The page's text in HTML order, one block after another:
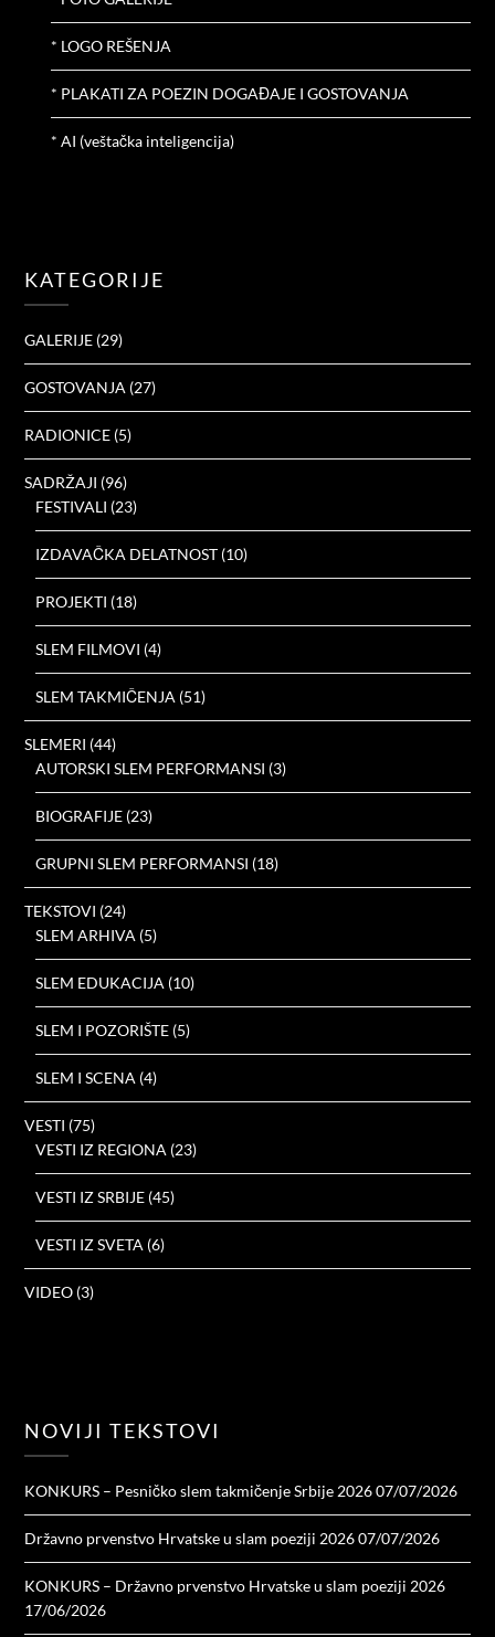
* LOGO REŠENJA
* PLAKATI ZA POEZIN DOGAĐAJE I GOSTOVANJA
* AI (veštačka inteligencija)
KATEGORIJE
GALERIJE (29)
GOSTOVANJA (27)
RADIONICE (5)
SADRŽAJI (96)
FESTIVALI (23)
IZDAVAČKA DELATNOST (10)
PROJEKTI (18)
SLEM FILMOVI (4)
SLEM TAKMIČENJA (51)
SLEMERI (44)
AUTORSKI SLEM PERFORMANSI (3)
BIOGRAFIJE (23)
GRUPNI SLEM PERFORMANSI (18)
TEKSTOVI (24)
SLEM ARHIVA (5)
SLEM EDUKACIJA (10)
SLEM I POZORIŠTE (5)
SLEM I SCENA (4)
VESTI (75)
VESTI IZ REGIONA (23)
VESTI IZ SRBIJE (45)
VESTI IZ SVETA (6)
VIDEO (3)
NOVIJI TEKSTOVI
KONKURS – Pesničko slem takmičenje Srbije 2026 07/07/2026
Državno prvenstvo Hrvatske u slam poeziji 2026 07/07/2026
KONKURS – Državno prvenstvo Hrvatske u slam poeziji 2026
17/06/2026